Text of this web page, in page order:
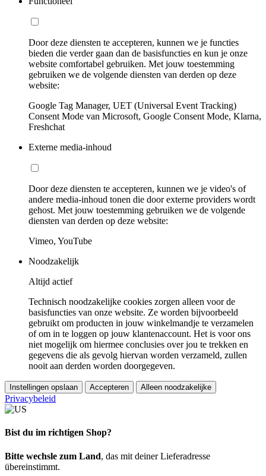
Door deze diensten te accepteren, kunnen we je functies
bieden die verder gaan dan de basisfuncties en kun je onze
website comfortabel gebruiken. Met jouw toestemming
gebruiken we de volgende diensten van derden op deze
website:
Google Tag Manager, UET (Universal Event Tracking)
Consent Mode van Microsoft, Google Consent Mode, Klarna,
Freshchat
Externe media-inhoud
Door deze diensten te accepteren, kunnen we je video's of
andere media-inhoud tonen die door externe providers wordt
gehost. Met jouw toestemming gebruiken we de volgende
diensten van derden op deze website:
Vimeo, YouTube
Noodzakelijk
Altijd actief
Technisch noodzakelijke cookies zorgen alleen voor de
basisfuncties van onze website. Ze worden bijvoorbeeld
gebruikt om producten in jouw winkelmandje te verzamelen
of om in te loggen op jouw klantenaccount. Het is voor ons
niet mogelijk om hiermee conclusies over jou te trekken en
gegevens die als gevolg hiervan worden verzameld, zullen
nooit aan derden worden doorgegeven.
Instellingen opslaan Accepteren Alleen noodzakelijke
Privacybeleid
Bist du im richtigen Shop?
Bitte wechsle zum Land, das mit deiner Lieferadresse
übereinstimmt.